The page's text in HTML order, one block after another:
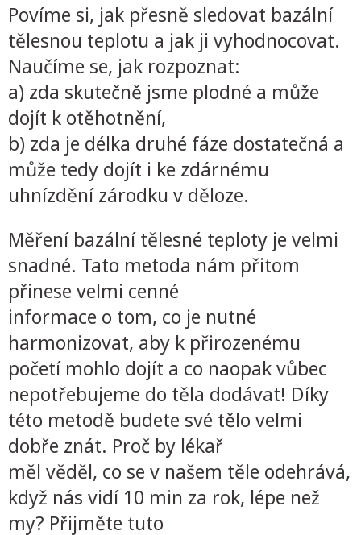
Povíme si, jak přesně sledovat bazální
tělesnou teplotu a jak ji vyhodnocovat.
Naučíme se, jak rozpoznat:
a) zda skutečně jsme plodné a může
dojít k otěhotnění,
b) zda je délka druhé fáze dostatečná a
může tedy dojít i ke zdárnému
uhnízdění zárodku v děloze.
Měření bazální tělesné teploty je velmi
snadné. Tato metoda nám přitom
přinese velmi cenné
informace o tom, co je nutné
harmonizovat, aby k přirozenému
početí mohlo dojít a co naopak vůbec
nepotřebujeme do těla dodávat! Díky
této metodě budete své tělo velmi
dobře znát. Proč by lékař
měl věděl, co se v našem těle odehrává,
když nás vidí 10 min za rok, lépe než
my? Přijměte tuto